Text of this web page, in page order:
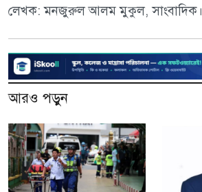
লেখক: মনজুরুল আলম মুকুল, সাংবাদিক।
আরও পড়ুন